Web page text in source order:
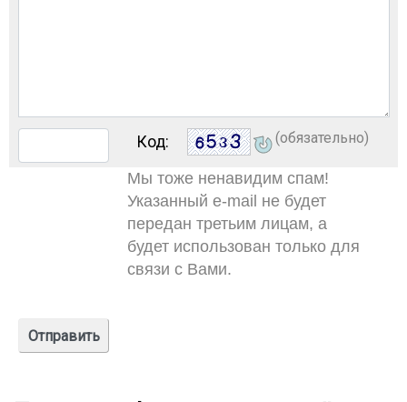
Код: (обязательно)
Мы тоже ненавидим спам!
Указанный e-mail не будет
передан третьим лицам, а
будет использован только для
связи с Вами.